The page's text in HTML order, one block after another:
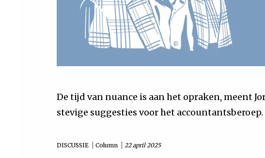
De tijd van nuance is aan het opraken, meent
stevige suggesties voor het accountantsberoep.
DISCUSSIE Column 22 april 2025